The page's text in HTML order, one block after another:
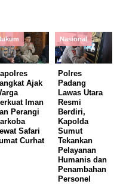
Ajak
Iman
Perangi
Safari
Curhat
Nasional
Polres
Padang
Lawas Utara
Resmi
Berdiri,
Kapolda
Sumut
Tekankan
Pelayanan
Humanis dan
Penambahan
Personel